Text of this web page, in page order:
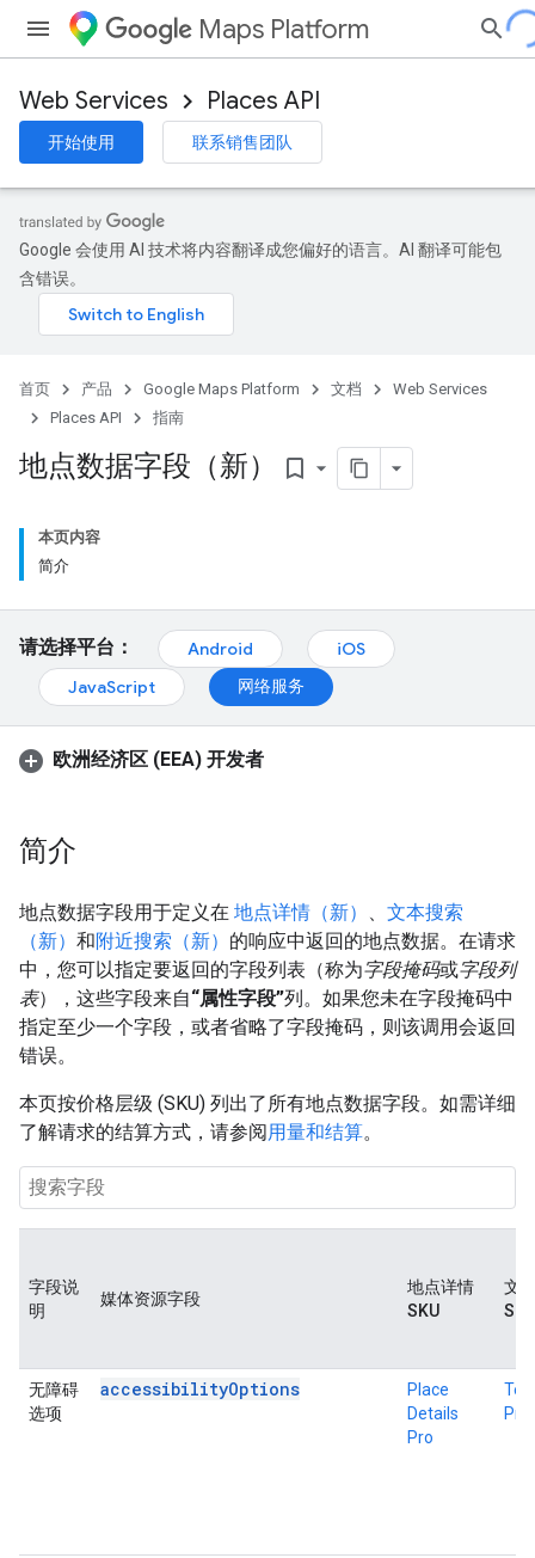
Maps Platform
Web Services Places API
开始使用 联系销售团队
Google 会使用 AI 技术将内容翻译成您偏好的语言。AI 翻译可能包
含错误。
首页 产品 Google Maps Platform 文档
Web Services
Places API
指南
地点数据字段（新） bookmark_border
本页内容
简介
请选择平台： Android
iOS
JavaScript
网络服务
欧洲经济区 (EEA) 开发者
简介
地点数据字段用于定义在 地点详情（新） 、 文本搜索
（新） 和附近搜索（新） 的响应中返回的地点数据。在请求
中，您可以指定要返回的字段列表（称为字段掩码或字段列
表），这些字段来自“属性字段”列。如果您未在字段掩码中
指定至少一个字段，或者省略了字段掩码，则该调用会返回
错误。
本页按价格层级 (SKU) 列出了所有地点数据字段。如需详细
了解请求的结算方式，请参阅用量和结算。
字段说
明
媒体资源字段
地点详情
SKU
文
SKU
无障碍
选项
accessibilityOptions
Place
Details
Pro
Pro